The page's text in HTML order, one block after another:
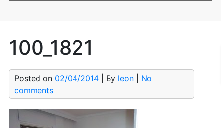
100_1821
Posted on 02/04/2014| By leon| No
comments